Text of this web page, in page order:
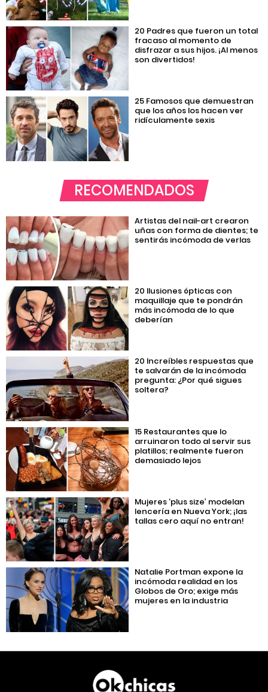
20 Padres que fueron un total
fracaso al momento de
disfrazar a sus hijos. ¡Al menos
son divertidos!
25 Famosos que demuestran
que los años los hacen ver
ridículamente sexis
RECOMENDADOS
Artistas del nail-art crearon
uñas con forma de dientes; te
sentirás incómoda de verlas
20 Ilusiones ópticas con
maquillaje que te pondrán
más incómoda de lo que
deberían
20 Increíbles respuestas que
te salvarán de la incómoda
pregunta: ¿Por qué sigues
soltera?
15 Restaurantes que lo
arruinaron todo al servir sus
platillos; realmente fueron
demasiado lejos
Mujeres ‘plus size’ modelan
lencería en Nueva York; ¡las
tallas cero aquí no entran!
Natalie Portman expone la
incómoda realidad en los
Globos de Oro; exige más
mujeres en la industria